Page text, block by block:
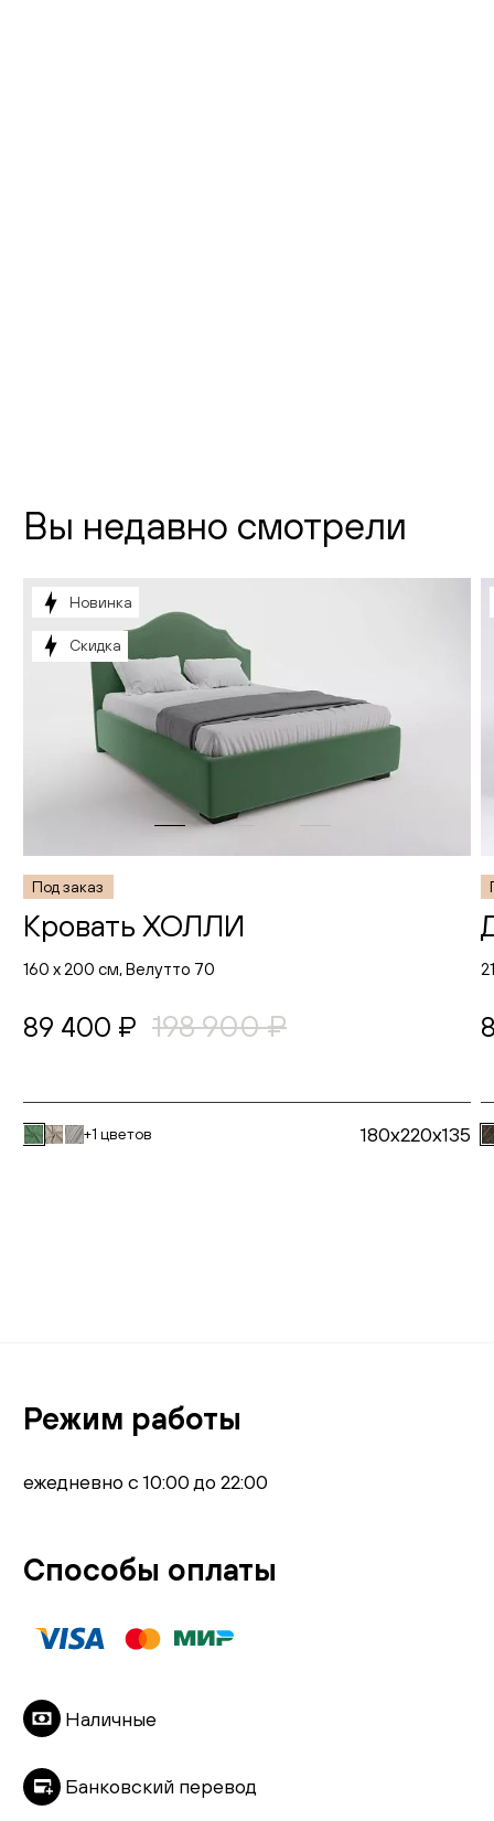
Вы недавно смотрели
Новинка
Скидка
Кровать ХОЛЛИ
Под заказ
160 х 200 см, Велутто 70
89 400 ₽ 198 900 ₽
+1 цветов
180x220x135
Режим работы
ежедневно с 10:00 до 22:00
Способы оплаты
Наличные
Банковский перевод